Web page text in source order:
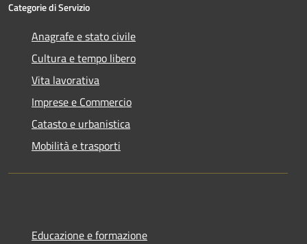
Categorie di Servizio
Anagrafe e stato civile
Cultura e tempo libero
Vita lavorativa
Imprese e Commercio
Catasto e urbanistica
Mobilità e trasporti
Educazione e formazione